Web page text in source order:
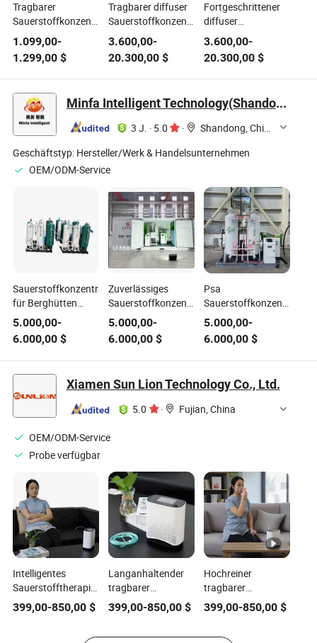
Tragbarer
Sauerstoffkonzentrator
für Zuhause, Reisen
und medizinische
Verwendung
1.099,00-
1.299,00 $
Tragbarer diffuser
Sauerstoffkonzentrator
für verbesserte
Atemunterstützung
3.600,00-
20.300,00$
Fortgeschrittener
diffuser
Sauerstoffkonzentrator
für den Einsatz in
großen
Krankenhäusern
3.600,00-
20.300,00$
Minfa Intelligent Technology(Shandong) Co., Ltd.
3 J. · 5.0 ·
Shandong, China
Geschäftstyp: Hersteller/Werk & Handelsunternehmen
OEM/ODM-Service
Sauerstoffkonzentrator
für Berghütten
Hochgebirgsanpassung
5.000,00-
6.000,00 $
Zuverlässiges
Sauerstoffkonzentratorsystem
24/7 Dauerbetrieb,
geringe Wartung
5.000,00-
6.000,00$
Psa
Sauerstoffkonzentrator
und
5.000,00-
6.000,00$
Xiamen Sun Lion Technology Co., Ltd.
5.0 · Fujian, China
OEM/ODM-Service
Probe verfügbar
Intelligentes
Sauerstofftherapiesystem
Mini-
Sauerstoffkonzentrator
399,00-850,00 $
Langanhaltender
tragbarer
medizinischer
Sauerstoffkonzentrator
399,00-850,00$
Hochreiner
tragbarer
Sauerstoffkonzentrator
mit medizinischer
399,00-850,00$